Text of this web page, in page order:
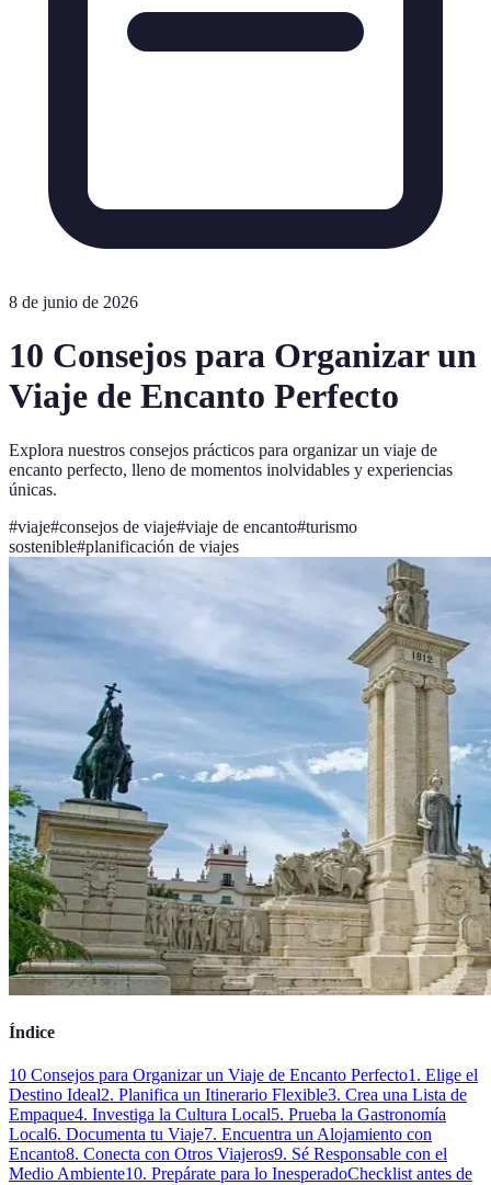
8 de junio de 2026
10 Consejos para Organizar un
Viaje de Encanto Perfecto
Explora nuestros consejos prácticos para organizar un viaje de
encanto perfecto, lleno de momentos inolvidables y experiencias
únicas.
#viaje#consejos de viaje#viaje de encanto#turismo
sostenible#planificación de viajes
Índice
10 Consejos para Organizar un Viaje de Encanto Perfecto1. Elige el
Destino Ideal2. Planifica un Itinerario Flexible3. Crea una Lista de
Empaque4. Investiga la Cultura Local5. Prueba la Gastronomía
Local6. Documenta tu Viaje7. Encuentra un Alojamiento con
Encanto8. Conecta con Otros Viajeros9. Sé Responsable con el
Medio Ambiente10. Prepárate para lo InesperadoChecklist antes de